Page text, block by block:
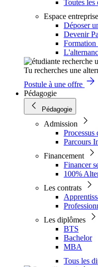
Toutes les
Espace entreprise
Déposer
Devenir
Formation
Tu recherches une
Postule à une offre
Pédagogie
Pédagogie
Admission
Processus
Parcours
Financement
Financer
100%
Les contrats
Les diplômes
BTS
Bachelor
MBA
Tous les